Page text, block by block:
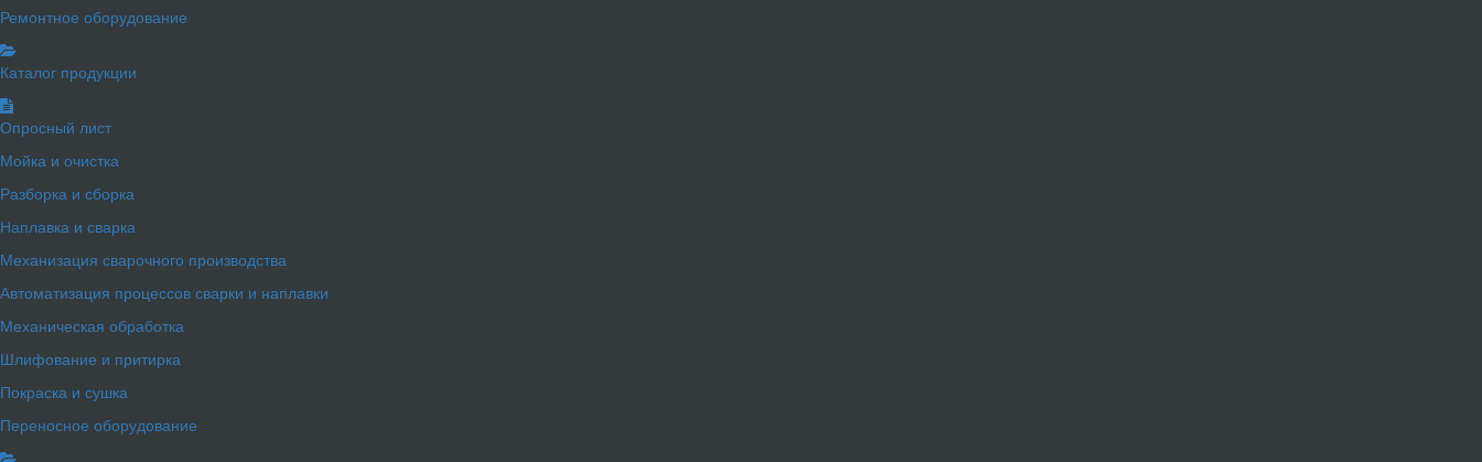
Ремонтное оборудование
Каталог продукции
Опросный лист
Мойка и очистка
Разборка и сборка
Наплавка и сварка
Механизация сварочного производства
Автоматизация процессов сварки и наплавки
Механическая обработка
Шлифование и притирка
Покраска и сушка
Переносное оборудование